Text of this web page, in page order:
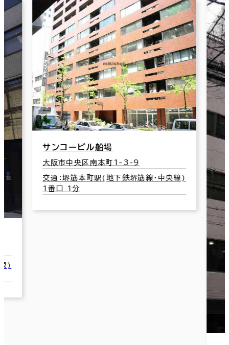
)
サンコービル船場
大阪市中央区南本町1-3-9
交通：堺筋本町駅(地下鉄堺筋線･中央線)
1番口 1分